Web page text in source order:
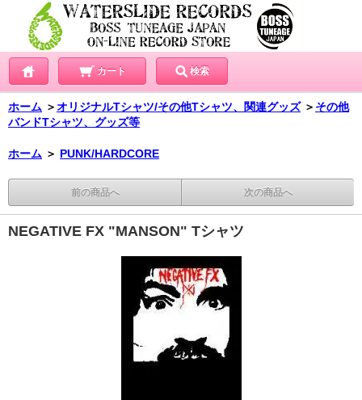
カート 検索
ホーム ＞オリジナルTシャツ/その他Tシャツ、関連グッズ ＞ その他
バンドTシャツ、グッズ等
ホーム ＞ PUNK/HARDCORE
前の商品へ 次の商品へ
NEGATIVE FX "MANSON" Tシャツ